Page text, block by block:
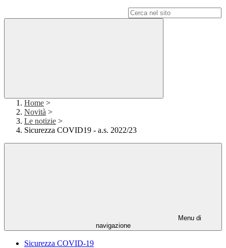
Home >
Novità >
Le notizie >
Sicurezza COVID19 - a.s. 2022/23
Menu di
navigazione
Sicurezza COVID-19